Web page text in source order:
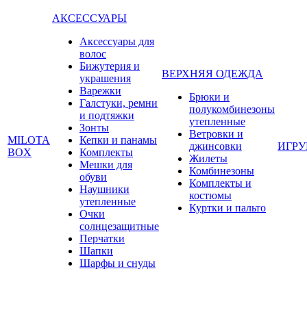
MILOTA
BOX
АКСЕССУАРЫ
Аксессуары для
волос
Бижутерия и
украшения
Варежки
Галстуки, ремни
и подтяжки
Зонты
Кепки и панамы
Комплекты
Мешки для
обуви
Наушники
утепленные
Очки
солнцезащитные
Перчатки
Шапки
Шарфы и снуды
ВЕРХНЯЯ ОДЕЖДА
Брюки и
полукомбинезоны
утепленные
Ветровки и
джинсовки
Жилеты
Комбинезоны
Комплекты и
костюмы
Куртки и пальто